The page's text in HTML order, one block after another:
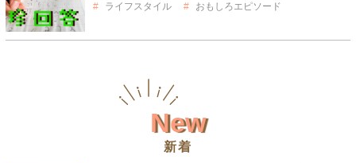
ライフスタイル
おもしろエピソード
New
新着